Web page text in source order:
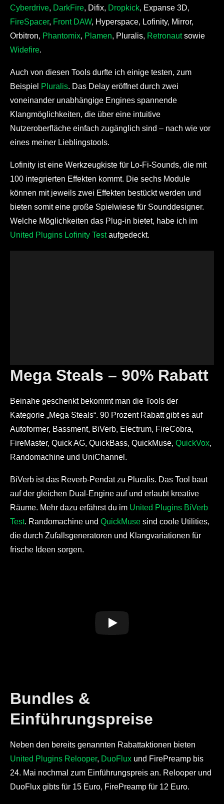
Cyberdrive, DarkFire, Difix, Dropkick, Expanse 3D,
FireSpacer, Front DAW, Hyperspace, Lofinity, Mirror,
Orbitron, Phantomix, Plamen, Pluralis, Retronautsowie
Widefire.
Auch von diesen Tools durfte ich einige testen, zum
Beispiel Pluralis. Das Delay eröffnet durch zwei
voneinander unabhängige Engines spannende
Klangmöglichkeiten, die über eine intuitive
Nutzeroberfläche einfach zugänglich sind – nach wie vor
eines meiner Lieblingstools.
Lofinity ist eine Werkzeugkiste für Lo-Fi-Sounds, die mit
100 integrierten Effekten kommt. Die sechs Module
können mit jeweils zwei Effekten bestückt werden und
bieten somit eine große Spielwiese für Sounddesigner.
Welche Möglichkeiten das Plug-in bietet, habe ich im
United Plugins Lofinity Testaufgedeckt.
Mega Steals – 90% Rabatt
Beinahe geschenkt bekommt man die Tools der
Kategorie „Mega Steals“. 90 Prozent Rabatt gibt es auf
Autoformer, Bassment, BiVerb, Electrum, FireCobra,
FireMaster, Quick AG, QuickBass, QuickMuse, QuickVox,
Randomachine und UniChannel.
BiVerb ist das Reverb-Pendat zu Pluralis. Das Tool baut
auf der gleichen Dual-Engine auf und erlaubt kreative
Räume. Mehr dazu erfährst du im United Plugins BiVerb
Test. Randomachine und QuickMuse sind coole Utilities,
die durch Zufallsgeneratoren und Klangvariationen für
frische Ideen sorgen.
Bundles &
Einführungspreise
Neben den bereits genannten Rabattaktionen bieten
United Plugins Relooper, DuoFlux und FirePreamp bis
24. Mai nochmal zum Einführungspreis an. Relooper und
DuoFlux gibts für 15 Euro, FirePreamp für 12 Euro.